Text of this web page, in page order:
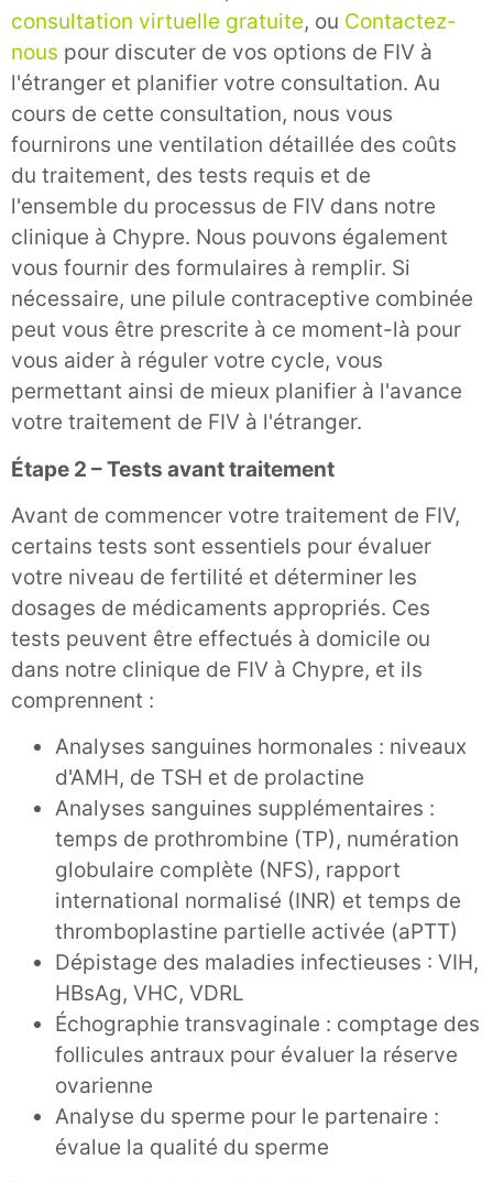
consultation virtuelle gratuite, ou Contactez-
nous pour discuter de vos options de FIV à
l'étranger et planifier votre consultation. Au
cours de cette consultation, nous vous
fournirons une ventilation détaillée des coûts
du traitement, des tests requis et de
l'ensemble du processus de FIV dans notre
clinique à Chypre. Nous pouvons également
vous fournir des formulaires à remplir. Si
nécessaire, une pilule contraceptive combinée
peut vous être prescrite à ce moment-là pour
vous aider à réguler votre cycle, vous
permettant ainsi de mieux planifier à l'avance
votre traitement de FIV à l'étranger.
Étape 2 – Tests avant traitement
Avant de commencer votre traitement de FIV,
certains tests sont essentiels pour évaluer
votre niveau de fertilité et déterminer les
dosages de médicaments appropriés. Ces
tests peuvent être effectués à domicile ou
dans notre clinique de FIV à Chypre, et ils
comprennent :
Analyses sanguines hormonales : niveaux
d'AMH, de TSH et de prolactine
Analyses sanguines supplémentaires :
temps de prothrombine (TP), numération
globulaire complète (NFS), rapport
international normalisé (INR) et temps de
thromboplastine partielle activée (aPTT)
Dépistage des maladies infectieuses : VIH,
HBsAg, VHC, VDRL
Échographie transvaginale : comptage des
follicules antraux pour évaluer la réserve
ovarienne
Analyse du sperme pour le partenaire :
évalue la qualité du sperme